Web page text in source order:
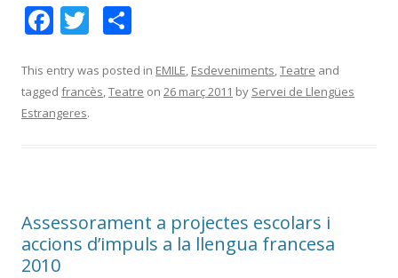
F
e
b
T
itt
er
m
p
This entry was posted in EMILE, Esdeveniments,Teatre and
tagged francès,Teatre on 26 març 2011 by Servei de Llengües
Estrangeres.
Assessorament a projectes escolars i
accions d’impuls a la llengua francesa
2010